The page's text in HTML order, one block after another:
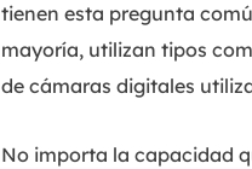
tienen esta pregunta
mayoría, utilizan tipos
de cámaras digitales
No importa la capacidad